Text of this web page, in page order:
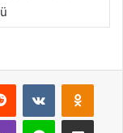
Reddit VKontakte
Viber Line E-Posta ile